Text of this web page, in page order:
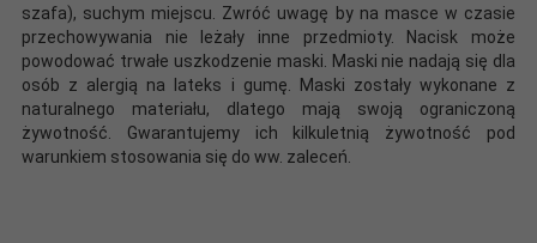
szafa), suchym miejscu. Zwróć uwagę by na masce w czasie
przechowywania nie leżały inne przedmioty. Nacisk może
powodować trwałe uszkodzenie maski. Maski nie nadają się dla
osób z alergią na lateks i gumę. Maski zostały wykonane z
naturalnego materiału, dlatego mają swoją ograniczoną
żywotność. Gwarantujemy ich kilkuletnią żywotność pod
warunkiem stosowania się do ww. zaleceń.